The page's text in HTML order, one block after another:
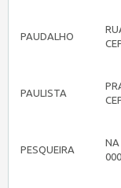
PAUDALHO
PAULISTA
PESQUEIRA
NA
000